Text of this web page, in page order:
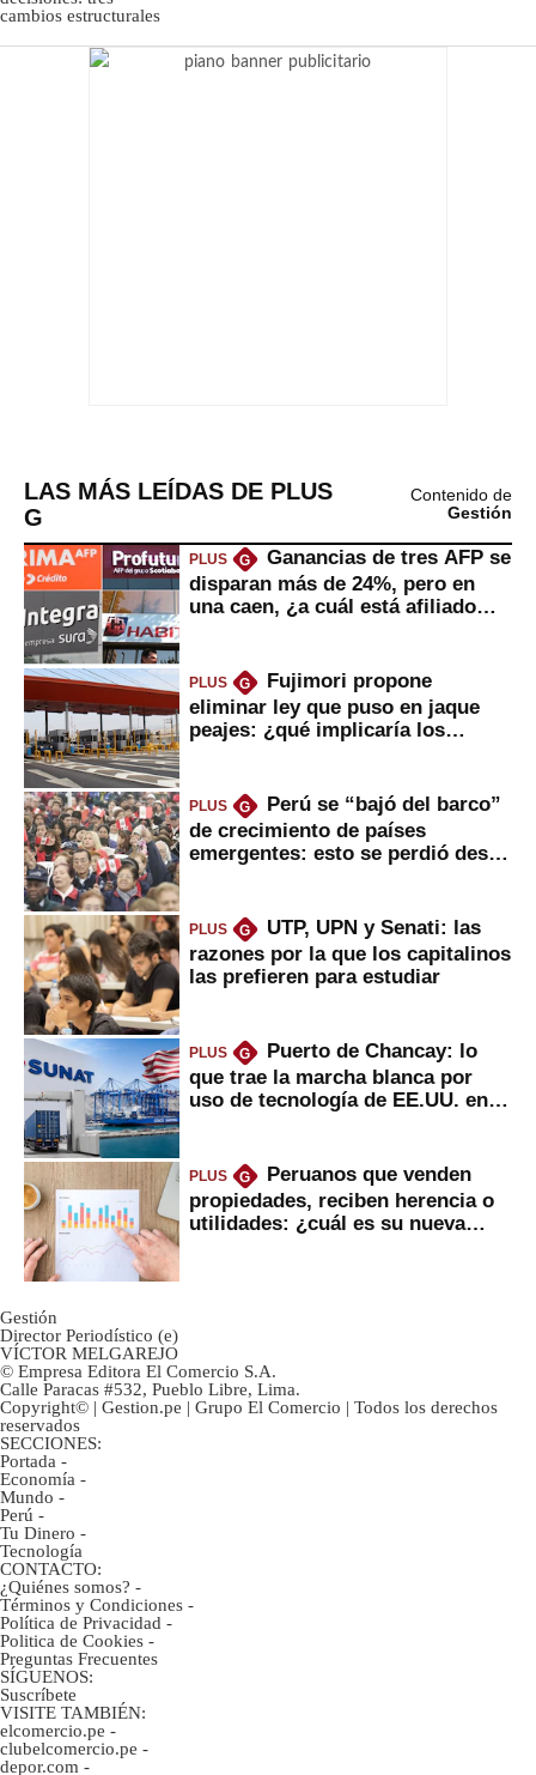
LAS MÁS LEÍDAS DE PLUS
G
Contenido de
Gestión
PLUS G
Ganancias de tres AFP se
disparan más de 24%, pero en
una caen, ¿a cuál está afiliado
PLUS G
Fujimori propone
eliminar ley que puso en jaque
peajes: ¿qué implicaría los
PLUS G
Perú se “bajó del barco”
de crecimiento de países
emergentes: esto se perdió desde
PLUS G
UTP, UPN y Senati: las
razones por la que los capitalinos
las prefieren para estudiar
PLUS G
Puerto de Chancay: lo
que trae la marcha blanca por
uso de tecnología de EE.UU. en
PLUS G
Peruanos que venden
propiedades, reciben herencia o
utilidades: ¿cuál es su nueva
Gestión
Director Periodístico (e)
VÍCTOR MELGAREJO
© Empresa Editora El Comercio S.A.
Calle Paracas #532, Pueblo Libre, Lima.
Copyright© | Gestion.pe | Grupo El Comercio | Todos los derechos
reservados
SECCIONES:
Portada -
Economía -
Mundo -
Perú -
Tu Dinero -
Tecnología
CONTACTO:
¿Quiénes somos? -
Términos y Condiciones -
Política de Privacidad -
Politica de Cookies -
Preguntas Frecuentes
SÍGUENOS:
Suscríbete
VISITE TAMBIÉN:
elcomercio.pe -
clubelcomercio.pe -
depor.com -